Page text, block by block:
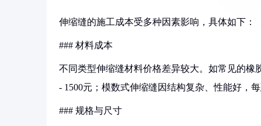
伸缩缝的施工成本受多种因素影响，具体如下：
### 材料成本
不同类型伸缩缝材料价格差异较大。如常见的橡
- 1500元；模数式伸缩缝因结构复杂、性能好，每
### 规格与尺寸